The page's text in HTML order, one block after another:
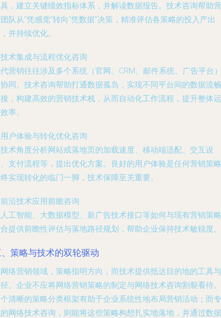
，建立关键绩效指标体系，并解读数据报告。技术咨询帮助营
队从“凭感觉”转向“凭数据”决策，精准评估各策略的投入产出
并持续优化。
术集成与流程优化咨询
营销往往涉及多个系统（官网、CRM、邮件系统、广告平台
同。技术咨询帮助打通数据孤岛，实现不同平台间的数据流畅
，构建高效的营销技术栈，从而自动化工作流程，提升整体运
率。
户体验与转化优化咨询
术角度分析网站或落地页的加载速度、移动端适配、交互设
支付流程等，提出优化方案。良好的用户体验是任何营销策略
实现转化的临门一脚，技术保障至关重要。
沿技术应用前瞻咨询
工智能、大数据模型、新广告技术接口等如何与现有营销策略
提供前瞻性评估与落地路径规划，帮助企业保持技术敏锐度。
策略与技术的双轮驱动
络营销领域，策略指明方向，而技术提供抵达目的地的工具与
。企业不应将网络营销策略的制定与网络技术咨询割裂看待。
清晰的策略分类框架有助于企业系统性地布局营销活动；而专
网络技术咨询，则能将这些策略构想扎实地落地，并通过数据